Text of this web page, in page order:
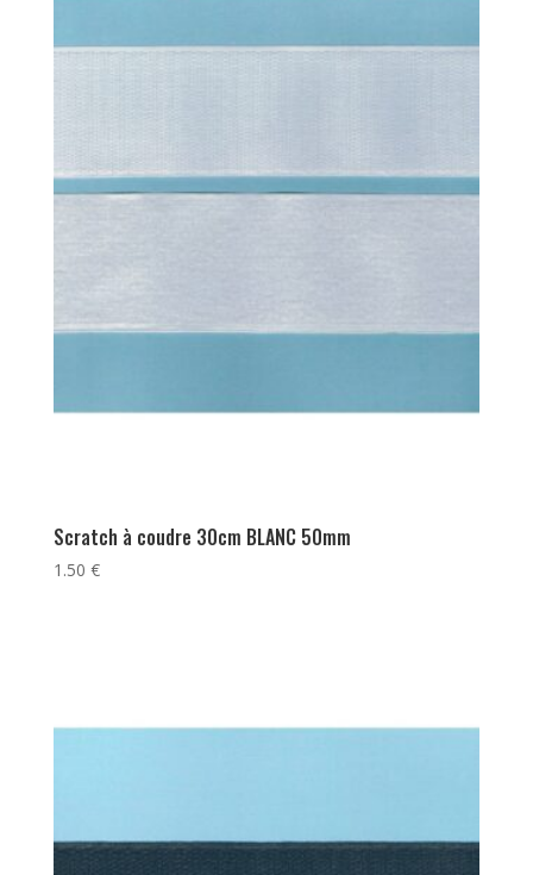
Scratch à coudre 30cm BLANC 50mm
1.50 €